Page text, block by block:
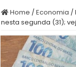
Home /Economia /
nesta segunda (31);